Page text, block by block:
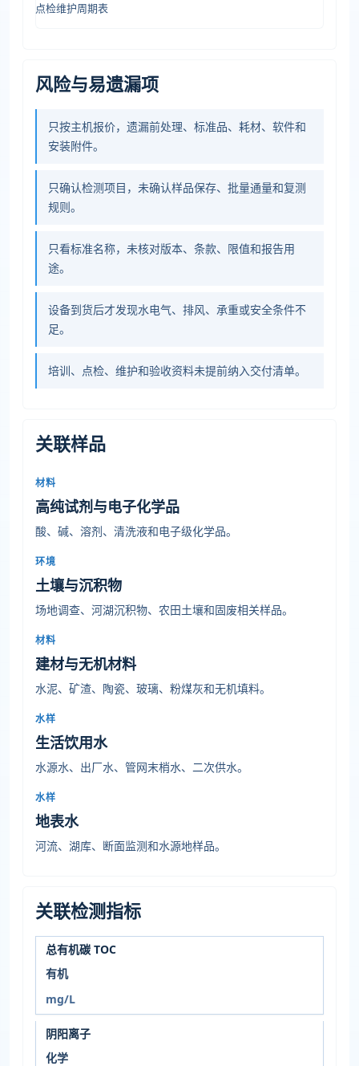
点检维护周期表
风险与易遗漏项
只按主机报价，遗漏前处理、标准品、耗材、软件和
安装附件。
只确认检测项目，未确认样品保存、批量通量和复测
规则。
只看标准名称，未核对版本、条款、限值和报告用
途。
设备到货后才发现水电气、排风、承重或安全条件不
足。
培训、点检、维护和验收资料未提前纳入交付清单。
关联样品
材料
高纯试剂与电子化学品
酸、碱、溶剂、清洗液和电子级化学品。
环境
土壤与沉积物
场地调查、河湖沉积物、农田土壤和固废相关样品。
材料
建材与无机材料
水泥、矿渣、陶瓷、玻璃、粉煤灰和无机填料。
水样
生活饮用水
水源水、出厂水、管网末梢水、二次供水。
水样
地表水
河流、湖库、断面监测和水源地样品。
关联检测指标
总有机碳 TOC
有机
mg/L
阴阳离子
化学